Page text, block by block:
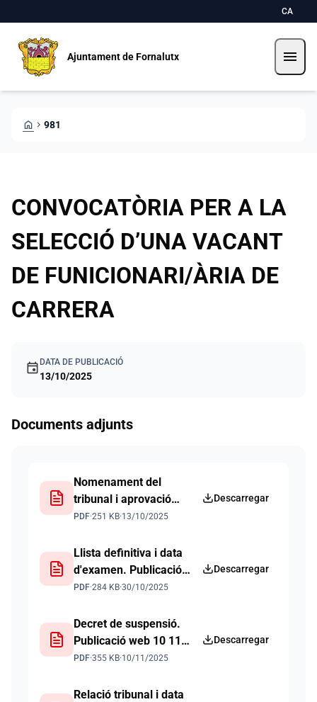
CA
Ajuntament de Fornalutx menu
HOME CHEVRON_RIGHT 981
CONVOCATÒRIA PER A LA
SELECCIÓ D’UNA VACANT
DE FUNICIONARI/ÀRIA DE
CARRERA
event DATA DE PUBLICACIÓ
13/10/2025
Documents adjunts
Nomenament del
tribunal i aprovació
llista provisional
excloses. Publicació
web 13 10 2025
PDF·251 KB·13/10/2025
Descarregar
Llista definitiva i data
d'examen. Publicació
web 30 10 2025
PDF·284 KB·30/10/2025
Descarregar
Decret de suspensió.
Publicació web 10 11
2025
PDF·355 KB·10/11/2025
Descarregar
Relació tribunal i data